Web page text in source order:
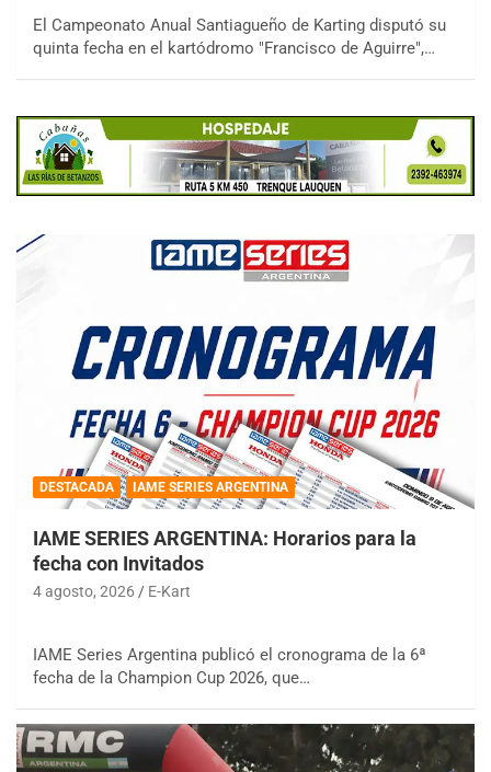
El Campeonato Anual Santiagueño de Karting disputó su
quinta fecha en el kartódromo "Francisco de Aguirre",…
DESTACADA IAME SERIES ARGENTINA
IAME SERIES ARGENTINA: Horarios para la
fecha con Invitados
4 agosto, 2026 E-Kart
IAME Series Argentina publicó el cronograma de la 6ª
fecha de la Champion Cup 2026, que…